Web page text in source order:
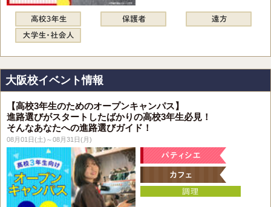
大阪校イベント情報
【高校3年生のためのオープンキャンパス】
進路選びがスタートしたばかりの高校3年生必見！
そんなあなたへの進路選びガイド！
08月01日(土)～08月31日(月)